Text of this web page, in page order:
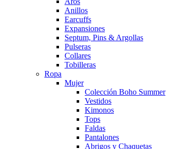
Anillos
Earcuffs
Expansiones
Septum, Pins & Argollas
Pulseras
Collares
Tobilleras
Ropa
Mujer
Colección Boho Summer
Vestidos
Kimonos
Tops
Faldas
Pantalones
Abrigos y Chaquetas